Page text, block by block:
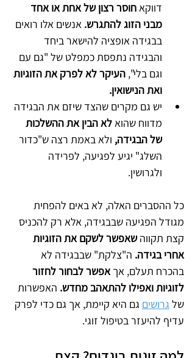
דווקא חוסר רצון של אחת או אחד
מבני הזוג להתגרש. אנשים אלו רואים
בבגידה אופציה להישאר ביחד
והבגידה נתפסת כמפלט של "גם עם
וגם בלי", העיקר לא לפרק את הזוגיות
ואת הנישואין.
יש גם מקרים שהצד שיזם את הבגידה
מדווח שהוא לא הבין את ההשלכות
של הבגידה, ולא באמת רצה ש"כדור
השלג" יגיע לפגיעה, לפרידה
ולגרושין.
כל ההסברים האלה, לא באים להפחית
מגודל הפגיעה שבבגידה, אלא רק להכניס
קצת תקווה שאפשר לשקם את הזוגיות
אחרי בגידה. ה"צלקת" שבבגידה לא
בהכרח תעלם, אך אפשר לבחור לחזור
לזוגיות ואפילו להתאהב מחדש. האפשרות
של גרושים גם היא קיימת, אך גם כדי לפרק
עדיף להיעזר בטיפול זוגי.